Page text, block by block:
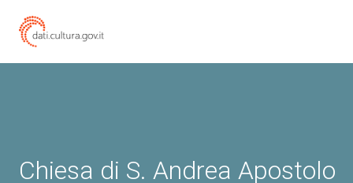
Chiesa di S. Andrea Apostolo